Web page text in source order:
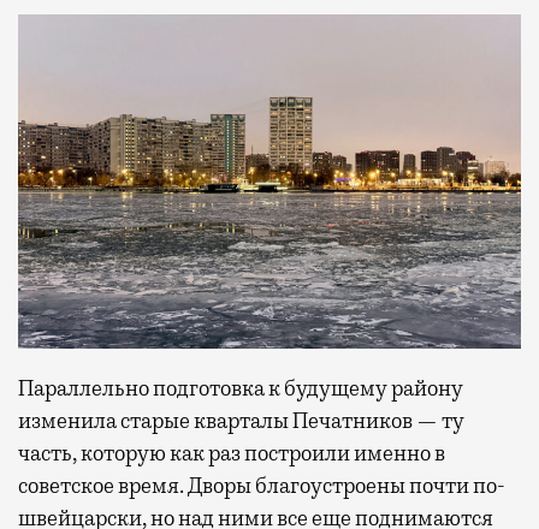
Параллельно подготовка к будущему району
изменила старые кварталы Печатников — ту
часть, которую как раз построили именно в
советское время. Дворы благоустроены почти по-
швейцарски, но над ними все еще поднимаются